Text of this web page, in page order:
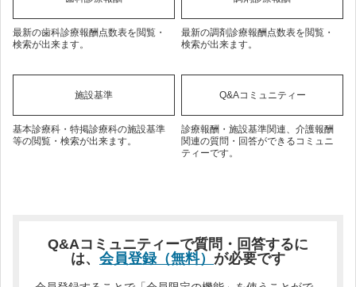
最新の歯科診療報酬点数表を閲覧・
検索が出来ます。
最新の調剤診療報酬点数表を閲覧・
検索が出来ます。
施設基準
基本診療科・特掲診療科の施設基準
等の閲覧・検索が出来ます。
Q&Aコミュニティー
診療報酬・施設基準関連、介護報酬
関連の質問・回答ができるコミュニ
ティーです。
Q&Aコミュニティーで質問・回答するに
は、 会員登録（無料） が必要です